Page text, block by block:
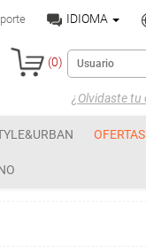
IDIOMA
(0)
¿Olvidaste tu
OFERTAS